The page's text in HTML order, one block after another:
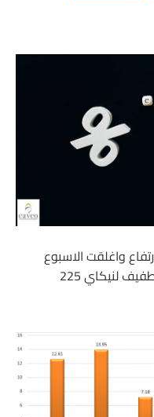
واغلقت الاسبوع